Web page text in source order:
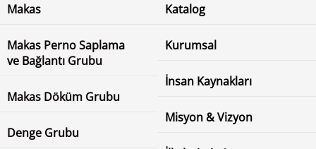
Makas
Makas Perno Saplama
ve Bağlantı Grubu
Makas Döküm Grubu
Denge Grubu
Katalog
Kurumsal
İnsan Kaynakları
Misyon & Vizyon